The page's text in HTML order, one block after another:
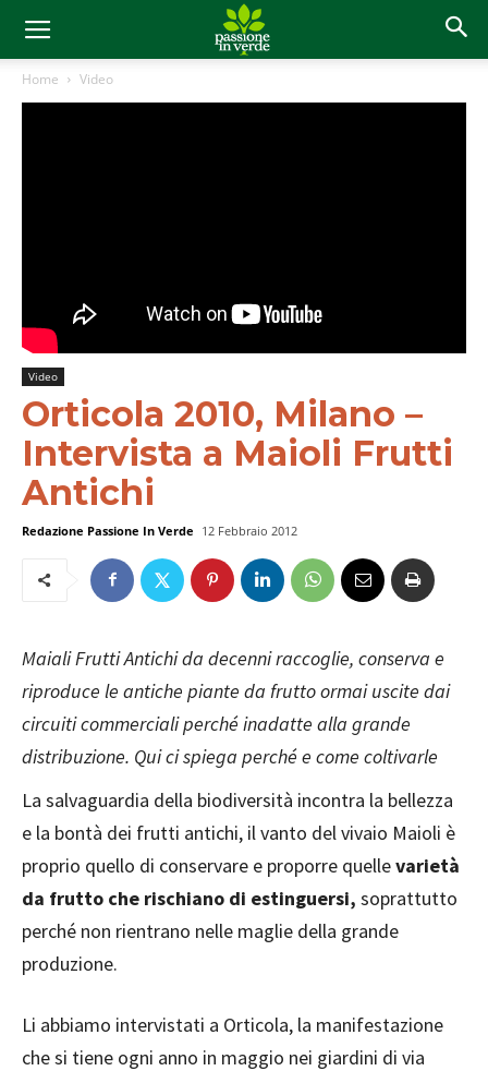
Home Video
Video
Orticola 2010, Milano –
Intervista a Maioli Frutti
Antichi
Redazione Passione In Verde 12 Febbraio 2012
Maiali Frutti Antichi da decenni raccoglie, conserva e
riproduce le antiche piante da frutto ormai uscite dai
circuiti commerciali perché inadatte alla grande
distribuzione. Qui ci spiega perché e come coltivarle
La salvaguardia della biodiversità incontra la bellezza
e la bontà dei frutti antichi, il vanto del vivaio Maioli è
proprio quello di conservare e proporre quellevarietà
da frutto che rischiano di estinguersi, soprattutto
perché non rientrano nelle maglie della grande
produzione.
Li abbiamo intervistati a Orticola, la manifestazione
che si tiene ogni anno in maggio nei giardini di via